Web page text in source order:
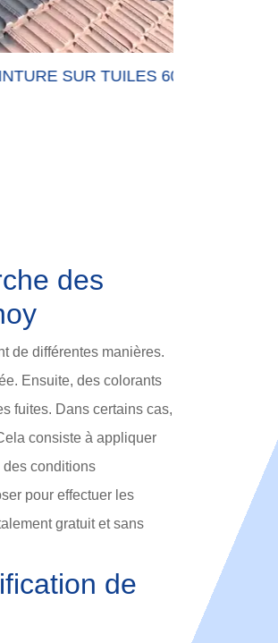
SUR TUILES 60
des
de différentes manières.
Ensuite, des colorants
fuites. Dans certains cas,
consiste à appliquer
conditions
pour effectuer les
gratuit et sans
de